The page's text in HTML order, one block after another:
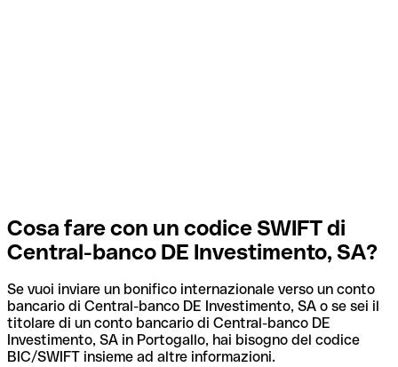
Cosa fare con un codice SWIFT di
Central-banco DE Investimento, SA?
Se vuoi inviare un bonifico internazionale verso un conto
bancario di Central-banco DE Investimento, SA o se sei il
titolare di un conto bancario di Central-banco DE
Investimento, SA in Portogallo, hai bisogno del codice
BIC/SWIFT insieme ad altre informazioni.